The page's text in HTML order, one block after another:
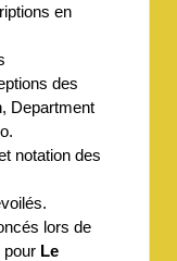
en
des
Department
notation des
lors de
pour Le